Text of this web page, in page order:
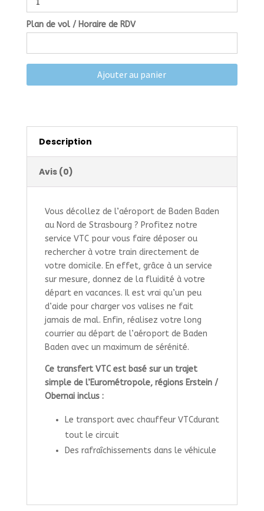
Plan de vol / Horaire de RDV
Ajouter au panier
Description
Avis (0)
Vous décollez de l’aéroport de Baden Baden
au Nord de Strasbourg ? Profitez notre
service VTC pour vous faire déposer ou
rechercher à votre train directement de
votre domicile. En effet, grâce à un service
sur mesure, donnez de la fluidité à votre
départ en vacances. Il est vrai qu’un peu
d’aide pour charger vos valises ne fait
jamais de mal. Enfin, réalisez votre long
courrier au départ de l’aéroport de Baden
Baden avec un maximum de sérénité.
Ce transfert VTC est basé sur un trajet
simple de l’Eurométropole, régions Erstein /
Obernai inclus :
Le transport avec chauffeur VTCdurant
tout le circuit
Des rafraîchissements dans le véhicule